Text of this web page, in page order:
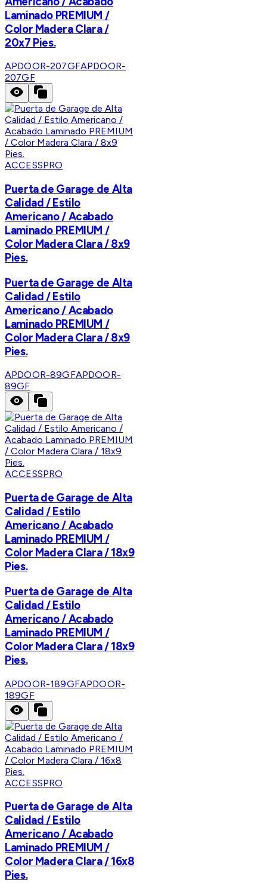
Laminado PREMIUM /
Color Madera Clara /
20x7 Pies.
APDOOR-207GFAPDOOR-
207GF
ACCESSPRO
Puerta de Garage de Alta
Calidad / Estilo
Americano / Acabado
Laminado PREMIUM /
Color Madera Clara / 8x9
Pies.
Puerta de Garage de Alta
Calidad / Estilo
Americano / Acabado
Laminado PREMIUM /
Color Madera Clara / 8x9
Pies.
APDOOR-89GFAPDOOR-
89GF
ACCESSPRO
Puerta de Garage de Alta
Calidad / Estilo
Americano / Acabado
Laminado PREMIUM /
Color Madera Clara / 18x9
Pies.
Puerta de Garage de Alta
Calidad / Estilo
Americano / Acabado
Laminado PREMIUM /
Color Madera Clara / 18x9
Pies.
APDOOR-189GFAPDOOR-
189GF
ACCESSPRO
Puerta de Garage de Alta
Calidad / Estilo
Americano / Acabado
Laminado PREMIUM /
Color Madera Clara / 16x8
Pies.